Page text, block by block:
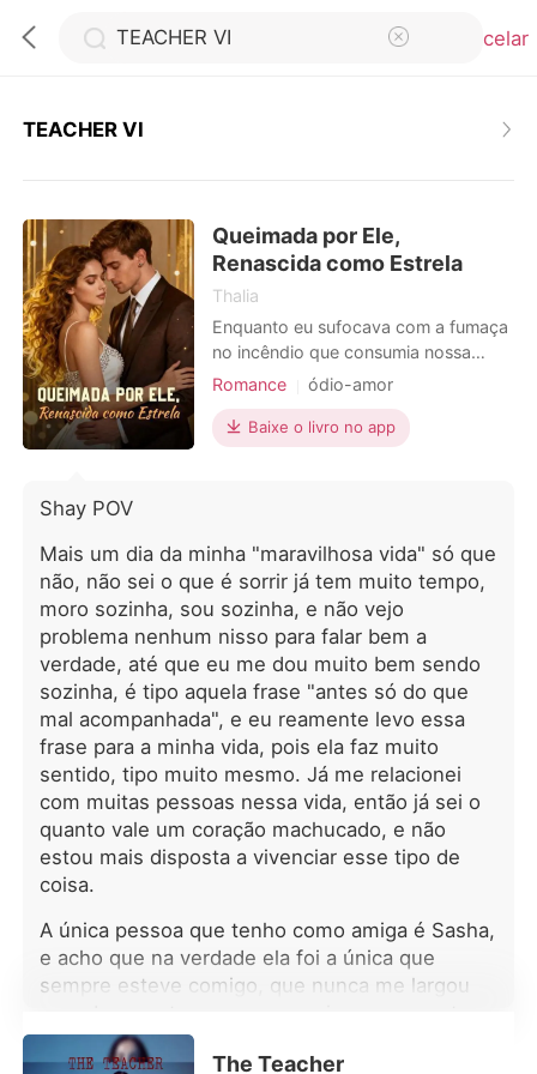
Cancelar
Loja
Histórico
Sair
TEACHER VI
Queimada por Ele,
Renascida como Estrela
Thalia
Enquanto eu sufocava com a fumaça
no incêndio que consumia nossa
cobertura em Nova York, meu marido
para pedir socorro, mas protegendo
sua "melhor amiga", Serena, dos
Juliano abraçando-a na tela do
monitor. O paramédico ligou para ele:
caixa postal. Quando finalmente
consegui falar com ele, Juliano
mentiu. Disse que estava em uma
reunião, mas ouvi a voz de Serena ao
fundo reclamando do chuveiro do
hotel. Ele me chamou de
"descuidada" e disse para eu não ser
dramática sobre o fogo que quase
me matou. Ele acha que sou apenas
uma esposa troféu inútil, uma órfã
falida que deveria ser grata por cada
porque assinei um acordo pré-
nupcial que me deixaria sem nada. O
que Juliano não sabe é que, durante
Arquiteto", a roteirista fantasma mais
Romance
ódio-amor
Celebridades
Flashback
Crescimento pessoal
Baixe o livro no app
Shay POV
Mais um dia da minha "maravilhosa vida" só que
não, não sei o que é sorrir já tem muito tempo,
moro sozinha, sou sozinha, e não vejo
problema nenhum nisso para falar bem a
verdade, até que eu me dou muito bem sendo
sozinha, é tipo aquela frase "antes só do que
mal acompanhada", e eu reamente levo essa
frase para a minha vida, pois ela faz muito
sentido, tipo muito mesmo. Já me relacionei
com muitas pessoas nessa vida, então já sei o
quanto vale um coração machucado, e não
estou mais disposta a vivenciar esse tipo de
coisa.
A única pessoa que tenho como amiga é Sasha,
e acho que na verdade ela foi a única que
sempre esteve comigo, que nunca me largou
quando eu estava nos meus piores momentos,
e são de pessoas assim que realmente
precisamos, ela sempre estava por perto, o que
The Teacher